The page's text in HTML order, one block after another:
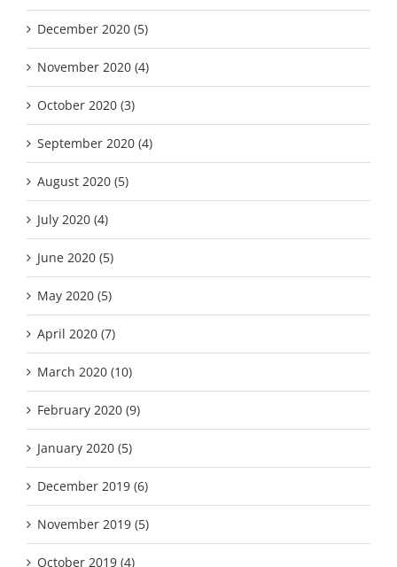
December 2020 (5)
November 2020 (4)
October 2020 (3)
September 2020 (4)
August 2020 (5)
July 2020 (4)
June 2020 (5)
May 2020 (5)
April 2020 (7)
March 2020 (10)
February 2020 (9)
January 2020 (5)
December 2019 (6)
November 2019 (5)
October 2019 (4)